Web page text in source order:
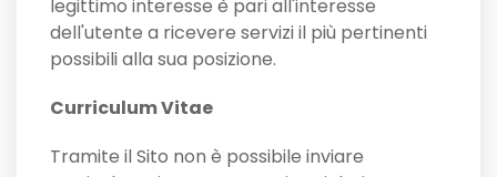
legittimo interesse è pari all'interesse
dell'utente a ricevere servizi il più pertinenti
possibili alla sua posizione.
Curriculum Vitae
Tramite il Sito non è possibile inviare